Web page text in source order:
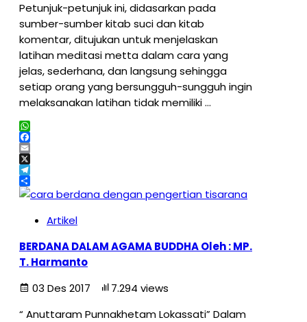
Petunjuk-petunjuk ini, didasarkan pada
sumber-sumber kitab suci dan kitab
komentar, ditujukan untuk menjelaskan
latihan meditasi metta dalam cara yang
jelas, sederhana, dan langsung sehingga
setiap orang yang bersungguh-sungguh ingin
melaksanakan latihan tidak memiliki …
WhatsApp
Facebook
Email
X
Telegram
Share
Artikel
BERDANA DALAM AGAMA BUDDHA Oleh : MP.
T. Harmanto
03 Des 2017
7.294 views
“ Anuttaram Punnakhetam Lokassati” Dalam